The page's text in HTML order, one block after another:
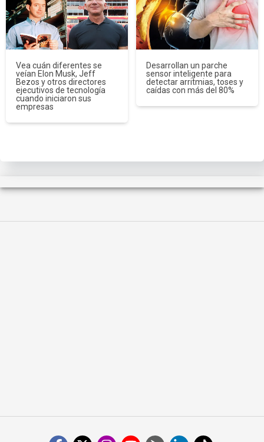
Vea cuán diferentes se
veían Elon Musk, Jeff
Bezos y otros directores
ejecutivos de tecnología
cuando iniciaron sus
empresas
Desarrollan un parche
sensor inteligente para
detectar arritmias, toses y
caídas con más del 80%